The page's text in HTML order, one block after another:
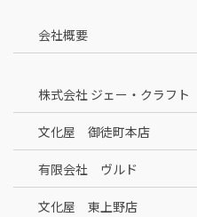
会社概要
株式会社 ジェー・クラフト
文化屋 御徒町本店
有限会社 ヴルド
文化屋 東上野店